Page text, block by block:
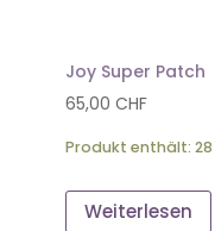
Joy Super Patch
65,00 CHF
Produkt enthält: 28
Weiterlesen